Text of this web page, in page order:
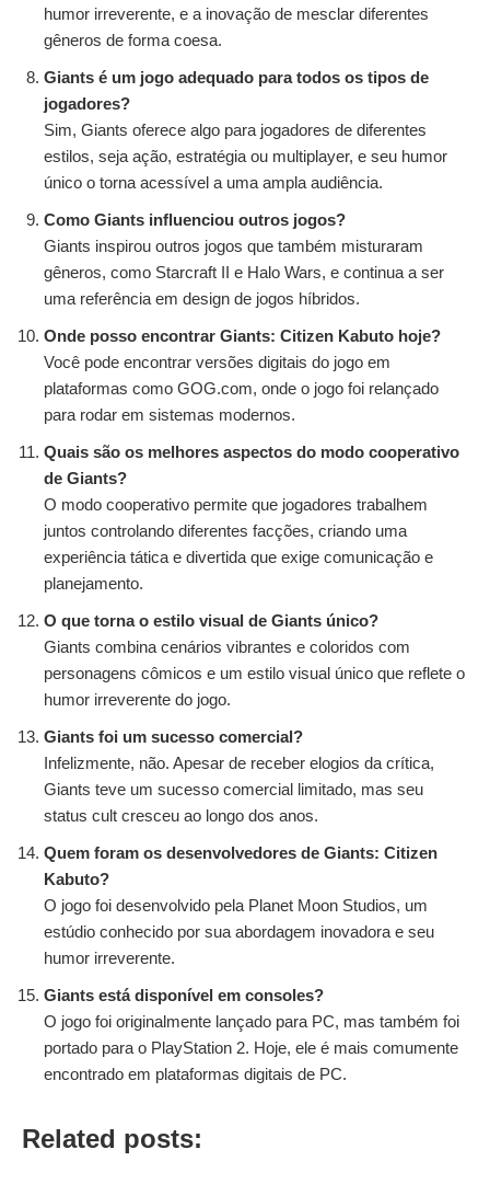
humor irreverente, e a inovação de mesclar diferentes
gêneros de forma coesa.
Giants é um jogo adequado para todos os tipos de
jogadores?
Sim, Giants oferece algo para jogadores de diferentes
estilos, seja ação, estratégia ou multiplayer, e seu humor
único o torna acessível a uma ampla audiência.
Como Giants influenciou outros jogos?
Giants inspirou outros jogos que também misturaram
gêneros, como Starcraft II e Halo Wars, e continua a ser
uma referência em design de jogos híbridos.
Onde posso encontrar Giants: Citizen Kabuto hoje?
Você pode encontrar versões digitais do jogo em
plataformas como GOG.com, onde o jogo foi relançado
para rodar em sistemas modernos.
Quais são os melhores aspectos do modo cooperativo
de Giants?
O modo cooperativo permite que jogadores trabalhem
juntos controlando diferentes facções, criando uma
experiência tática e divertida que exige comunicação e
planejamento.
O que torna o estilo visual de Giants único?
Giants combina cenários vibrantes e coloridos com
personagens cômicos e um estilo visual único que reflete o
humor irreverente do jogo.
Giants foi um sucesso comercial?
Infelizmente, não. Apesar de receber elogios da crítica,
Giants teve um sucesso comercial limitado, mas seu
status cult cresceu ao longo dos anos.
Quem foram os desenvolvedores de Giants: Citizen
Kabuto?
O jogo foi desenvolvido pela Planet Moon Studios, um
estúdio conhecido por sua abordagem inovadora e seu
humor irreverente.
Giants está disponível em consoles?
O jogo foi originalmente lançado para PC, mas também foi
portado para o PlayStation 2. Hoje, ele é mais comumente
encontrado em plataformas digitais de PC.
Related posts: